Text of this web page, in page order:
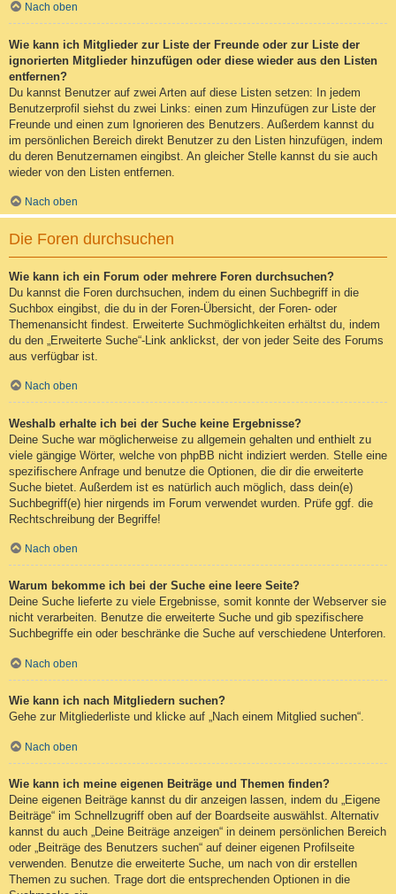
Nach oben
Wie kann ich Mitglieder zur Liste der Freunde oder zur Liste der
ignorierten Mitglieder hinzufügen oder diese wieder aus den Listen
entfernen?
Du kannst Benutzer auf zwei Arten auf diese Listen setzen: In jedem
Benutzerprofil siehst du zwei Links: einen zum Hinzufügen zur Liste der
Freunde und einen zum Ignorieren des Benutzers. Außerdem kannst du
im persönlichen Bereich direkt Benutzer zu den Listen hinzufügen, indem
du deren Benutzernamen eingibst. An gleicher Stelle kannst du sie auch
wieder von den Listen entfernen.
Nach oben
Die Foren durchsuchen
Wie kann ich ein Forum oder mehrere Foren durchsuchen?
Du kannst die Foren durchsuchen, indem du einen Suchbegriff in die
Suchbox eingibst, die du in der Foren-Übersicht, der Foren- oder
Themenansicht findest. Erweiterte Suchmöglichkeiten erhältst du, indem
du den „Erweiterte Suche“-Link anklickst, der von jeder Seite des Forums
aus verfügbar ist.
Nach oben
Weshalb erhalte ich bei der Suche keine Ergebnisse?
Deine Suche war möglicherweise zu allgemein gehalten und enthielt zu
viele gängige Wörter, welche von phpBB nicht indiziert werden. Stelle eine
spezifischere Anfrage und benutze die Optionen, die dir die erweiterte
Suche bietet. Außerdem ist es natürlich auch möglich, dass dein(e)
Suchbegriff(e) hier nirgends im Forum verwendet wurden. Prüfe ggf. die
Rechtschreibung der Begriffe!
Nach oben
Warum bekomme ich bei der Suche eine leere Seite?
Deine Suche lieferte zu viele Ergebnisse, somit konnte der Webserver sie
nicht verarbeiten. Benutze die erweiterte Suche und gib spezifischere
Suchbegriffe ein oder beschränke die Suche auf verschiedene Unterforen.
Nach oben
Wie kann ich nach Mitgliedern suchen?
Gehe zur Mitgliederliste und klicke auf „Nach einem Mitglied suchen“.
Nach oben
Wie kann ich meine eigenen Beiträge und Themen finden?
Deine eigenen Beiträge kannst du dir anzeigen lassen, indem du „Eigene
Beiträge“ im Schnellzugriff oben auf der Boardseite auswählst. Alternativ
kannst du auch „Deine Beiträge anzeigen“ in deinem persönlichen Bereich
oder „Beiträge des Benutzers suchen“ auf deiner eigenen Profilseite
verwenden. Benutze die erweiterte Suche, um nach von dir erstellen
Themen zu suchen. Trage dort die entsprechenden Optionen in die